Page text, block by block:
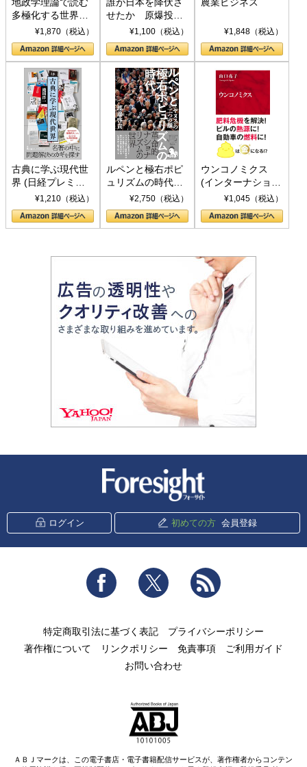
多極化する世界：
トランプとBRICS
の挑戦
¥1,870（税込）
せたか 原爆投
下、ソ連参戦、そ
して聖断 (PHP新
書)
¥1,100（税込） ¥1,848（税込）
古典に学ぶ現代世
界 (日経プレミア
シリーズ)¥1,210（税込）
ルペンと極右ポピ
ュリズムの時代：
〈ヤヌス〉の二つ
の顔
¥2,750（税込）
ウンコノミクス
(インターナショナ
ル新書)¥1,045（税込）
ログイン 初めての方 会員登録
Facebook Twitter
特定商取引法に基づく表記
プライバシーポリシー
著作権について
リンクポリシー 免責事項
ご利用ガイド
お問い合わせ
ＡＢＪマークは、この電子書店・電子書籍配信サービスが、著作権者からコンテン